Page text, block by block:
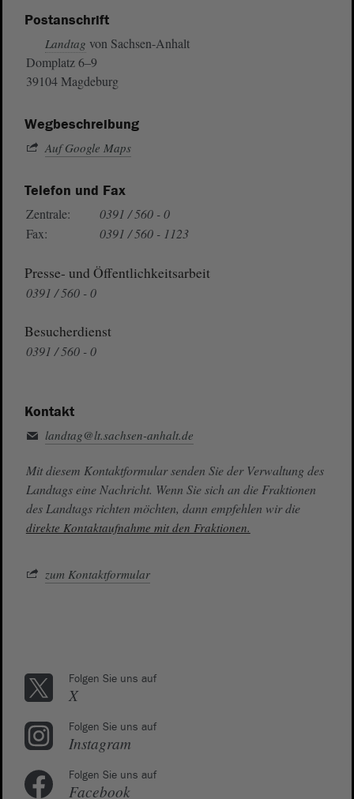
Postanschrift
Landtag von Sachsen-Anhalt
Domplatz 6–9
39104 Magdeburg
Wegbeschreibung
Auf Google Maps
Telefon und Fax
Zentrale:
0391 / 560 - 0
Fax:
0391 / 560 - 1123
Presse- und Öffentlichkeitsarbeit
0391 / 560 - 0
Besucherdienst
0391 / 560 - 0
Kontakt
landtag@lt.sachsen-anhalt.de
Mit diesem Kontaktformular senden Sie der Verwaltung des
Landtags eine Nachricht. Wenn Sie sich an die Fraktionen
des Landtags richten möchten, dann empfehlen wir die
direkte Kontaktaufnahme mit den Fraktionen.
zum Kontaktformular
Folgen Sie uns auf
X
Folgen Sie uns auf
Instagram
Folgen Sie uns auf
Facebook